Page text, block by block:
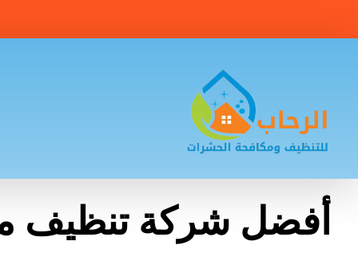
أفضل شركة تنظيف